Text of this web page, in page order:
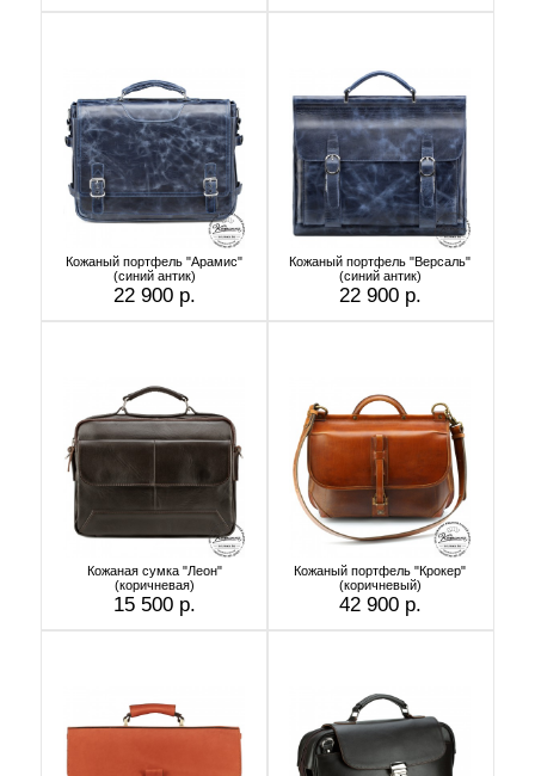
Кожаный портфель "Арамис"
(синий антик)
22 900 р.
Кожаный портфель "Версаль"
(cиний антик)
22 900 р.
Кожаная сумка "Леон"
(коричневая)
15 500 р.
Кожаный портфель "Крокер"
(коричневый)
42 900 р.